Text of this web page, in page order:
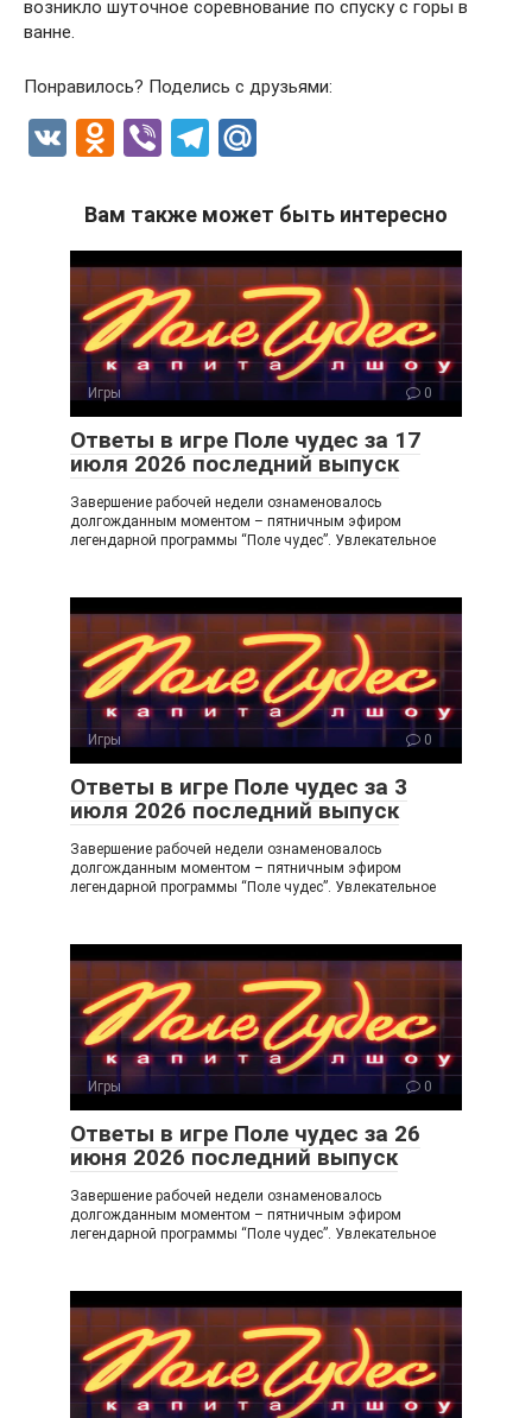
возникло шуточное соревнование по спуску с горы в
ванне.
Понравилось? Поделись с друзьями:
V
O
n
o
kl
a
ss
ni
ki
Vi
er
T
e
gr
a
m
.R
u
Вам также может быть интересно
Игры 0
Ответы в игре Поле чудес за 17
июля 2026 последний выпуск
Завершение рабочей недели ознаменовалось
долгожданным моментом – пятничным эфиром
легендарной программы “Поле чудес”. Увлекательное
Игры 0
Ответы в игре Поле чудес за 3
июля 2026 последний выпуск
Завершение рабочей недели ознаменовалось
долгожданным моментом – пятничным эфиром
легендарной программы “Поле чудес”. Увлекательное
Игры 0
Ответы в игре Поле чудес за 26
июня 2026 последний выпуск
Завершение рабочей недели ознаменовалось
долгожданным моментом – пятничным эфиром
легендарной программы “Поле чудес”. Увлекательное